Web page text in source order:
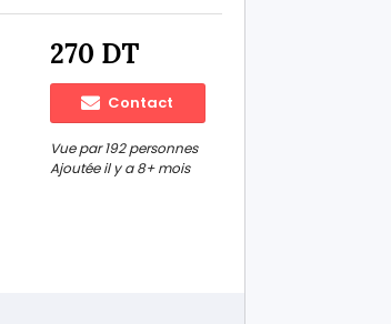
270 DT
Contact
Vue par 192 personnes
Ajoutée il y a 8+ mois